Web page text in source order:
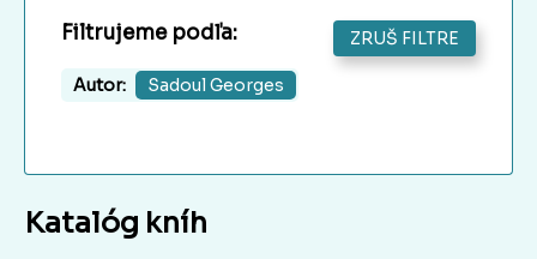
Filtrujeme podľa: ZRUŠ FILTRE
Autor: Sadoul Georges
Katalóg kníh